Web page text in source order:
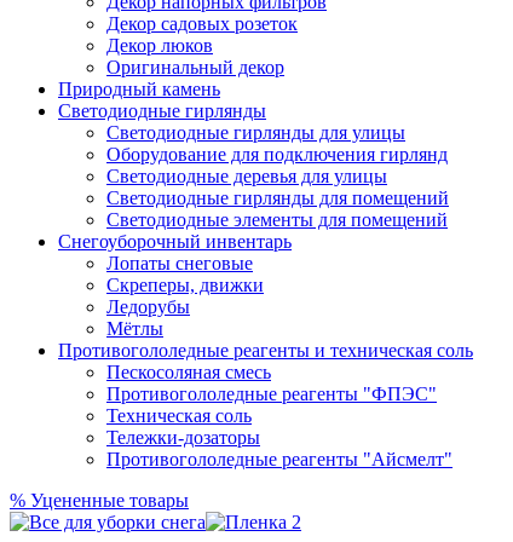
Декор садовых розеток
Декор люков
Оригинальный декор
Природный камень
Светодиодные гирлянды
Светодиодные гирлянды для улицы
Оборудование для подключения гирлянд
Светодиодные деревья для улицы
Светодиодные гирлянды для помещений
Светодиодные элементы для помещений
Снегоуборочный инвентарь
Лопаты снеговые
Скреперы, движки
Ледорубы
Мётлы
Противогололедные реагенты и техническая соль
Пескосоляная смесь
Противогололедные реагенты "ФПЭС"
Техническая соль
Тележки-дозаторы
Противогололедные реагенты "Айсмелт"
% Уцененные товары